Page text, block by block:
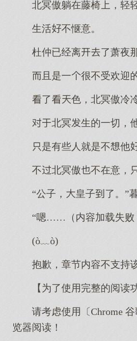
北冥傲躺在藤椅，轻
生活不惬意。
杜仲已经离了萧夜
且是一很不受欢迎的
了色，北冥傲冷
北冥生的一切，
是有些人就是不
不北冥傲不在意，
“公子，皇子了。”
“嗯……（内容加载失败
(ò﹏ò)
抱歉，章节内容不支持
【为了使用完整的阅读
请考虑使用〔Chrome
览器阅读！